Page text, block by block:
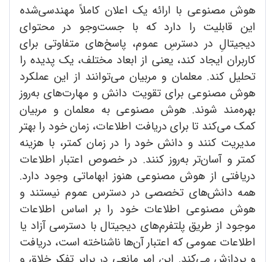
هوش مصنوعی با ارائه یک اعلان کاملاً مهندسی‌شده
این قابلیت را دارد که با جست‌وجو در محتوای
دیجیتالِ در دسترسِ عموم، پاسخ‌های متفاوتی برای
کاربران ایجاد کند، یعنی از ابعاد مختلف، یک پدیده را
تحلیل کند. معلمان و مربیان ‌می‌توانند از این عملکرد
هوش مصنوعی برای تقویت دانش و مهارت‌های به‌روز
بهره‌مند شوند. هوش مصنوعی به معلمان و مربیان
کمک ‌می‌کند تا برای دریافت اطلاعات، زمان خود را بهتر
مدیریت کنند و دانش خود را در زمان کمتر، با هزینه
کمتر و آسان‌تر به‌روز کنند. در خصوص اعتبار اطلاعات
دریافتی از هوش مصنوعی هنوز ابهاماتی وجود دارد.
همه دانش‌های تخصصی در دسترس عموم نیستند و
هوش مصنوعی اطلاعات خود را بر اساس اطلاعات
موجود از طریق پلتفرم‌های دیجیتال با دسترسی آزاد یا
اطلاعات عمومی که اعتبار آن‌ها ناشناخته است، دریافت